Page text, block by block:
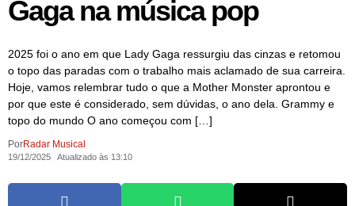
Gaga na música pop
2025 foi o ano em que Lady Gaga ressurgiu das cinzas e retomou
o topo das paradas com o trabalho mais aclamado de sua carreira.
Hoje, vamos relembrar tudo o que a Mother Monster aprontou e
por que este é considerado, sem dúvidas, o ano dela. Grammy e
topo do mundo O ano começou com […]
PorRadar Musical
19/12/2025 Atualizado às 13:10